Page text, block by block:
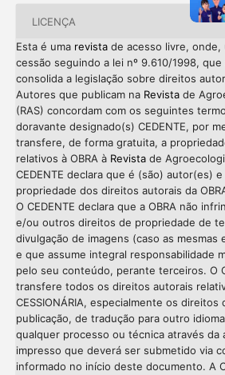
LICENÇA
Esta é uma revistade acesso livre, onde,
cessão seguindo a lei nº 9.610/1998,
consolida a legislação sobre direitos
Autores que publicam na Revistade
(RAS) concordam com os seguintes
doravante designado(s) CEDENTE, por
transfere, de forma gratuita, a
relativos à OBRA à Revistade
CEDENTE declara que é (são) autor(es)
propriedade dos direitos autorais da
O CEDENTE declara que a OBRA não
e/ou outros direitos de propriedade de
divulgação de imagens (caso as mesmas
e que assume integral responsabilidade
pelo seu conteúdo, perante terceiros. O
transfere todos os direitos autorais
CESSIONÁRIA, especialmente os direitos
publicação, de tradução para outro
qualquer processo ou técnica através da
impresso que deverá ser submetido via
informado no início deste documento. A